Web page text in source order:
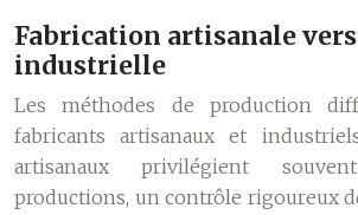
Fabrication artisanale
industrielle
Les méthodes de production
fabricants artisanaux et
artisanaux privilégient
productions, un contrôle rigoureux